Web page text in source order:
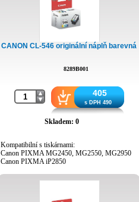
CANON CL-546 originální náplň barevná
8289B001
405
s DPH 490
Skladem: 0
Kompatibilní s tiskárnami:
Canon PIXMA MG2450, MG2550, MG2950
Canon PIXMA iP2850